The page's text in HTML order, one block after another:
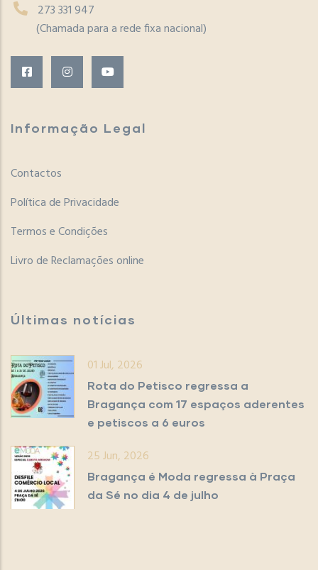
273 331 947
(Chamada para a rede fixa nacional)
Informação Legal
Contactos
Política de Privacidade
Termos e Condições
Livro de Reclamações online
Últimas notícias
01 Jul, 2026
Rota do Petisco regressa a
Bragança com 17 espaços aderentes
e petiscos a 6 euros
25 Jun, 2026
Bragança é Moda regressa à Praça
da Sé no dia 4 de julho